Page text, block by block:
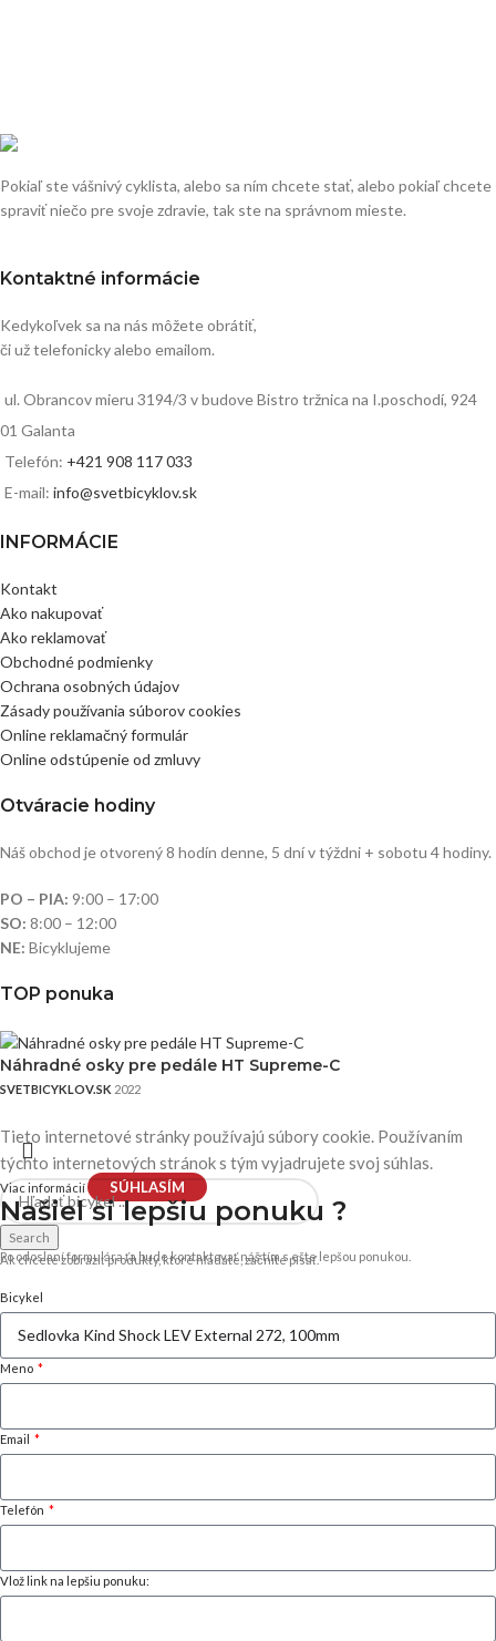
Pokiaľ ste vášnivý cyklista, alebo sa ním chcete stať, alebo pokiaľ chcete
spraviť niečo pre svoje zdravie, tak ste na správnom mieste.
Kontaktné informácie
Kedykoľvek sa na nás môžete obrátiť,
či už telefonicky alebo emailom.
ul. Obrancov mieru 3194/3 v budove Bistro tržnica na I.poschodí, 924
01 Galanta
Telefón: +421 908 117 033
E-mail: info@svetbicyklov.sk
INFORMÁCIE
Kontakt
Ako nakupovať
Ako reklamovať
Obchodné podmienky
Ochrana osobných údajov
Zásady používania súborov cookies
Online reklamačný formulár
Online odstúpenie od zmluvy
Otváracie hodiny
Náš obchod je otvorený 8 hodín denne, 5 dní v týždni + sobotu 4 hodiny.
PO – PIA: 9:00 – 17:00
SO: 8:00 – 12:00
NE: Bicyklujeme
TOP ponuka
Náhradné osky pre pedále HT Supreme-C
SVETBICYKLOV.SK 2022
Search
Ak chcete zobraziť produkty, ktoré hľadáte, začnite písať.
Tieto internetové stránky používajú súbory cookie. Používaním
týchto internetových stránok s tým vyjadrujete svoj súhlas.
Viac informácií SÚHLASÍM
Našiel silepšiu ponuku ?
Po odoslaní formulára ťa bude kontaktovať náš tím s ešte lepšou ponukou.
Bicykel
Meno
Email
Telefón
Vlož link na lepšiu ponuku: